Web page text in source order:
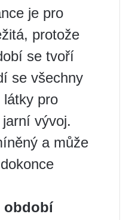
je pro
protože
se tvoří
se všechny
látky pro
vývoj.
a může
období